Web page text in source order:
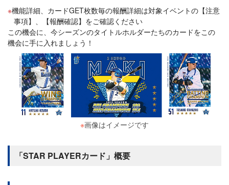
機能詳細、カードGET枚数毎の報酬詳細は対象イベントの【注意
事項】、【報酬確認】をご確認ください
この機会に、今シーズンのタイトルホルダーたちのカードをこの
機会に手に入れましょう！
※画像はイメージです
「STAR PLAYERカード」概要